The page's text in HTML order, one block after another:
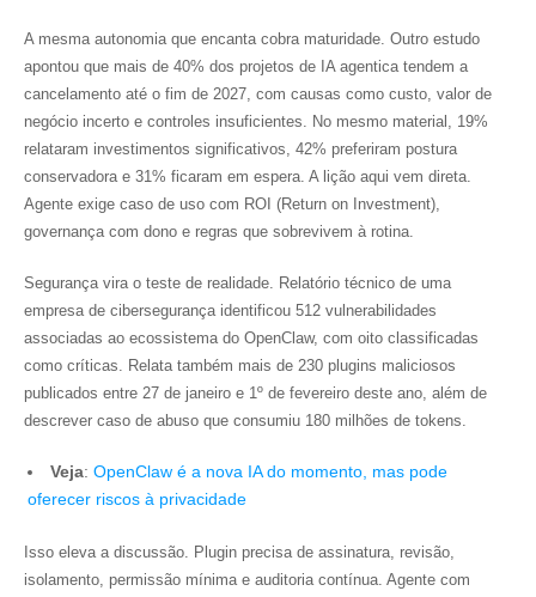
A mesma autonomia que encanta cobra maturidade. Outro estudo
apontou que mais de 40% dos projetos de IA agentica tendem a
cancelamento até o fim de 2027, com causas como custo, valor de
negócio incerto e controles insuficientes. No mesmo material, 19%
relataram investimentos significativos, 42% preferiram postura
conservadora e 31% ficaram em espera. A lição aqui vem direta.
Agente exige caso de uso com ROI (Return on Investment),
governança com dono e regras que sobrevivem à rotina.
Segurança vira o teste de realidade. Relatório técnico de uma
empresa de cibersegurança identificou 512 vulnerabilidades
associadas ao ecossistema do OpenClaw, com oito classificadas
como críticas. Relata também mais de 230 plugins maliciosos
publicados entre 27 de janeiro e 1º de fevereiro deste ano, além de
descrever caso de abuso que consumiu 180 milhões de tokens.
Veja: OpenClaw é a nova IA do momento, mas pode
oferecer riscos à privacidade
Isso eleva a discussão. Plugin precisa de assinatura, revisão,
isolamento, permissão mínima e auditoria contínua. Agente com